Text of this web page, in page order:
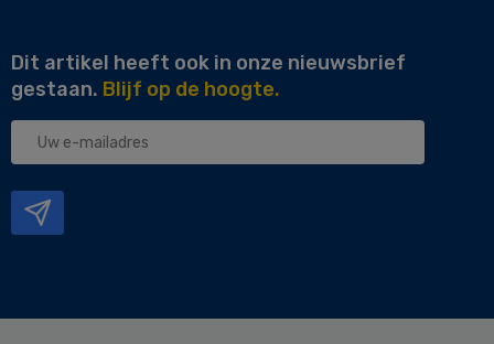
Dit artikel heeft ook in onze nieuwsbrief
gestaan. Blijf op de hoogte.
Uw